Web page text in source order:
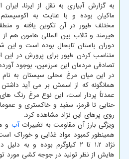
به گزارش آبیاری به نقل از ایرنا،
ماکیان بوده و با عنایت به
مختلف طیور در آن تکوین یافته و
هیرمند و تالاب بین المللی هامون هم
دوران باستان تابحال بوده است و این
متناسب کردن طیور برای پرورش در این
تصادفی مردمان این سرزمین، بوجود
در این میان مرغ محلی سیستان به
همانگونه که از اسمش بر می آید
عمدتاً پردار است، این نوع مرغ رنگ
حنایی تا قرمز، سفید و خاکستری و
روی پرهای این نژاد مشاهده کرد.
ویژگی بارز آن مقاومت به تغییراتآب و
همینطور کمبود مواد غذایی و خوراک
نژاد ۱.۲ تا ۲ کیلوگرم بوده و
هایش از نظر تولید در جوجه کشی مورد